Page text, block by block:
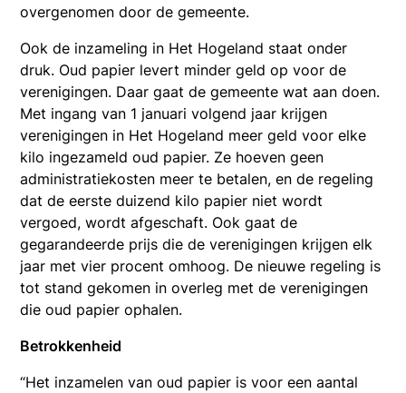
overgenomen door de gemeente.
Ook de inzameling in Het Hogeland staat onder
druk. Oud papier levert minder geld op voor de
verenigingen. Daar gaat de gemeente wat aan doen.
Met ingang van 1 januari volgend jaar krijgen
verenigingen in Het Hogeland meer geld voor elke
kilo ingezameld oud papier. Ze hoeven geen
administratiekosten meer te betalen, en de regeling
dat de eerste duizend kilo papier niet wordt
vergoed, wordt afgeschaft. Ook gaat de
gegarandeerde prijs die de verenigingen krijgen elk
jaar met vier procent omhoog. De nieuwe regeling is
tot stand gekomen in overleg met de verenigingen
die oud papier ophalen.
Betrokkenheid
“Het inzamelen van oud papier is voor een aantal